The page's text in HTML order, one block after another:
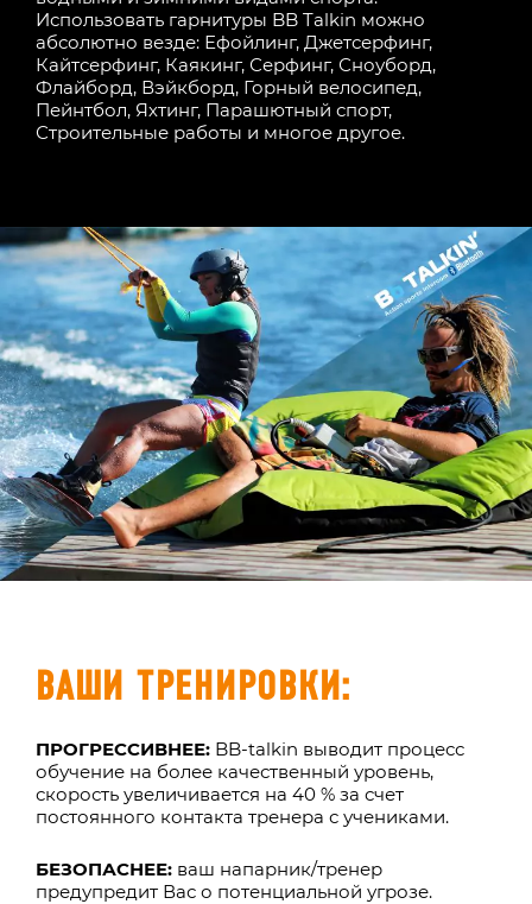
Использовать гарнитуры BB Talkin можно
абсолютно везде: Ефойлинг, Джетсерфинг,
Кайтсерфинг, Каякинг, Серфинг, Сноуборд,
Флайборд, Вэйкборд, Горный велосипед,
Пейнтбол, Яхтинг, Парашютный спорт,
Строительные работы и многое другое.
ВАШИ ТРЕНИРОВКИ:
ПРОГРЕССИВНЕЕ: BB-talkin выводит процесс
обучение на более качественный уровень,
скорость увеличивается на 40 % за счет
постоянного контакта тренера с учениками.
БЕЗОПАСНЕЕ: ваш напарник/тренер
предупредит Вас о потенциальной угрозе.